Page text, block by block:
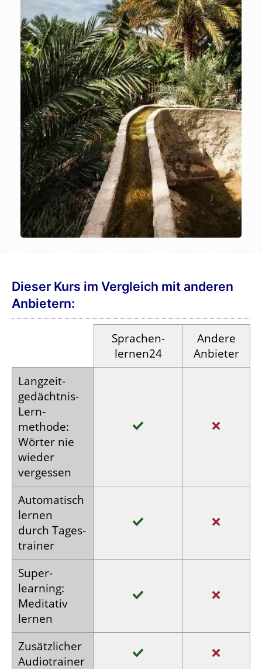
Dieser Kurs im Vergleich mit anderen
Anbietern:
Sprachen­
lernen24
Andere
Anbieter
Langzeit­
gedächtnis-
Lern­
methode:
Wörter nie
wieder
vergessen
Auto­matisch
lernen
durch Tages­
trainer
Super­
learning:
Meditativ
lernen
Zusätz­licher
Audio­trainer